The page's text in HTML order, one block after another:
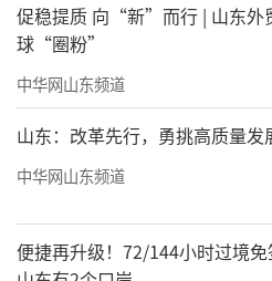
促稳提质 向“新”而行 | 山东
球“圈粉”
中华网山东频道
山东：改革先行，勇挑高质量发
中华网山东频道
便捷再升级！72/144小时过境免